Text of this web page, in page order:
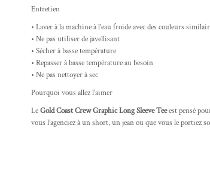
Entretien
• Laver à la machine à l’eau froide avec des couleurs
• Ne pas utiliser de javellisant
• Sécher à basse température
• Repasser à basse température au besoin
• Ne pas nettoyer à sec
Pourquoi vous allez l’aimer
LeGold Coast Crew Graphic Long Sleeve Teeest pensé
vous l’agenciez à un short, un jean ou que vous le portiez